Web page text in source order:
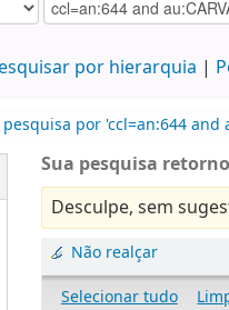
por hierarquia
por 'ccl=an:644
Sua pesquisa
Desculpe, sem
Não realçar
Selecionar tudo